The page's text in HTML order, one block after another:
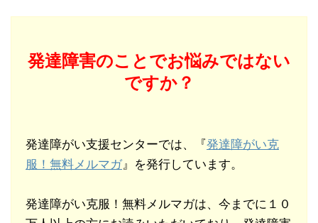
発達障害のことでお悩みではない
ですか？
発達障がい支援センターでは、『発達障がい克
服！無料メルマガ』を発行しています。
発達障がい克服！無料メルマガは、今までに１０